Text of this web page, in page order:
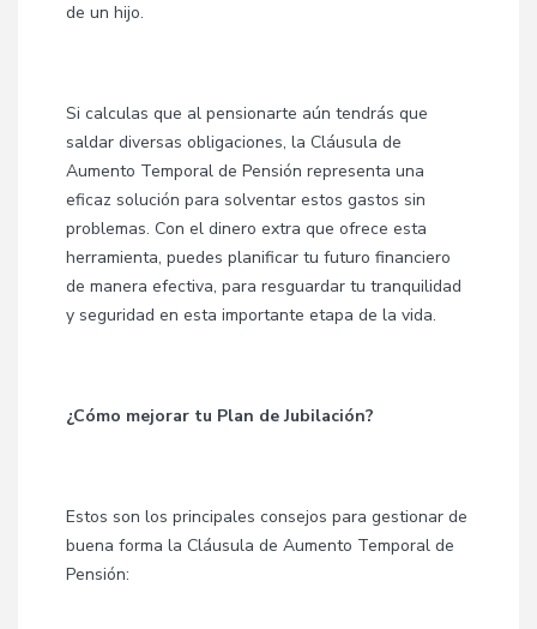
de un hijo.
Si calculas que al pensionarte aún tendrás que
saldar diversas obligaciones, la Cláusula de
Aumento Temporal de Pensión representa una
eficaz solución para solventar estos gastos sin
problemas. Con el dinero extra que ofrece esta
herramienta, puedes planificar tu futuro financiero
de manera efectiva, para resguardar tu tranquilidad
y seguridad en esta importante etapa de la vida.
¿Cómo mejorar tu Plan de Jubilación?
Estos son los principales consejos para gestionar de
buena forma la Cláusula de Aumento Temporal de
Pensión: